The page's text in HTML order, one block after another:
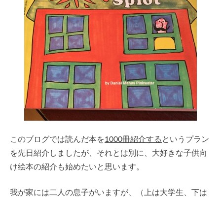
このブログでは読んだ本を1000冊紹介する というプラン
を先日紹介しましたが、それとは別に、大好きな子供向
け絵本の紹介も始めたいと思います。
我が家には二人の息子がいますが、（上は大学生、下は